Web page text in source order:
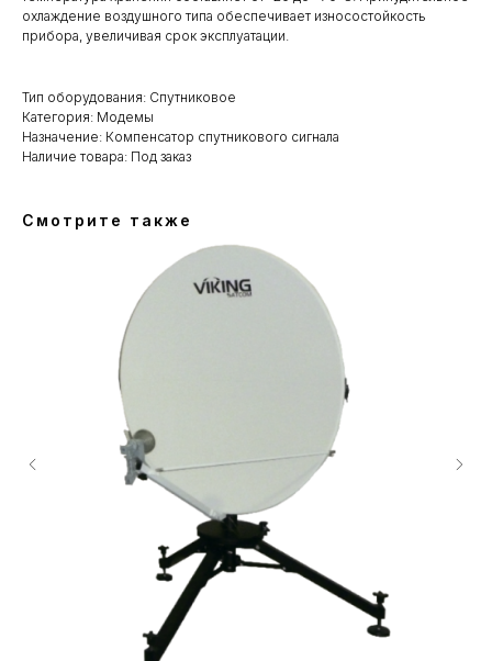
охлаждение воздушного типа обеспечивает износостойкость
прибора, увеличивая срок эксплуатации.
Тип оборудования: Спутниковое
Категория: Модемы
Назначение: Компенсатор спутникового сигнала
Наличие товара: Под заказ
Смотрите также